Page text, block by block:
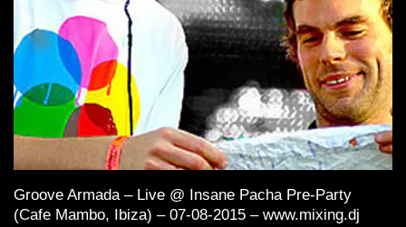
Groove Armada – Live @ Insane Pacha Pre-Party
(Cafe Mambo, Ibiza) – 07-08-2015 – www.mixing.dj